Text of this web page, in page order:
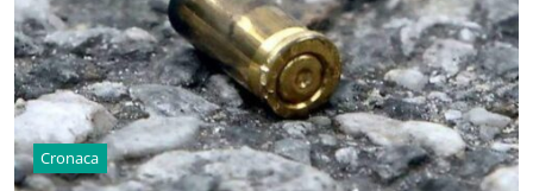
Cronaca